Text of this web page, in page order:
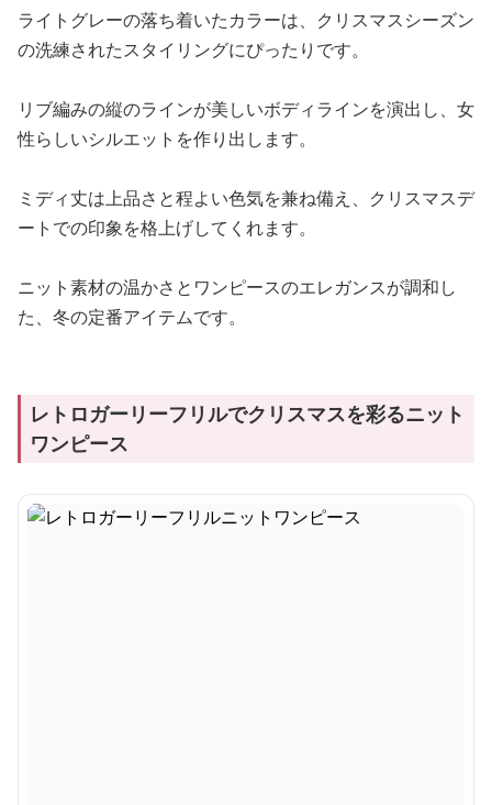
ライトグレーの落ち着いたカラーは、クリスマスシーズン
の洗練されたスタイリングにぴったりです。
リブ編みの縦のラインが美しいボディラインを演出し、女
性らしいシルエットを作り出します。
ミディ丈は上品さと程よい色気を兼ね備え、クリスマスデ
ートでの印象を格上げしてくれます。
ニット素材の温かさとワンピースのエレガンスが調和し
た、冬の定番アイテムです。
レトロガーリーフリルでクリスマスを彩るニット
ワンピース